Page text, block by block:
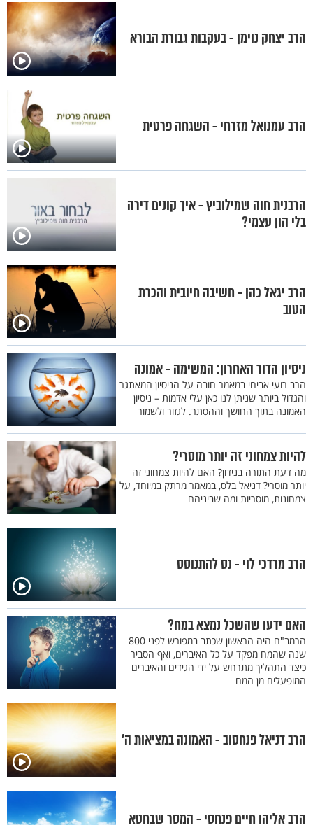
הרב יצחק נוימן - בעקבות גבורת הבורא
הרב עמנואל מזרחי - השגחה פרטית
הרבנית חוה שמילוביץ - איך קונים דירה
בלי הון עצמי?
הרב יגאל כהן - חשיבה חיובית והכרת
הטוב
ניסיון הדור האחרון: המשימה - אמונה
הרב רועי אביחי במאמר חובה על הניסיון המאתגר
והגדול ביותר שניתן לנו כאן עלי אדמות – ניסיון
האמונה בתוך החושך וההסתר. לגזור ולשמור
להיות צמחוני זה יותר מוסרי?
מה דעת התורה בנידון? האם להיות צמחוני זה
יותר מוסרי? דניאל בלס, במאמר מרתק במיוחד, על
צמחונות, מוסריות ומה שביניהם
הרב מרדכי לוי - נס להתנוסס
האם ידעו שהשכל נמצא במח?
הרמב"ם היה הראשון שכתב במפורש לפני 800
שנה שהמח מפקד על כל האיברים, ואף הסביר
כיצד התהליך מתרחש על ידי הגידים והאיברים
המופעלים מן המח
הרב דניאל פנחסוב - האמונה במציאות ה'
הרב אליהו חיים פנחסי - המסר שבחטא